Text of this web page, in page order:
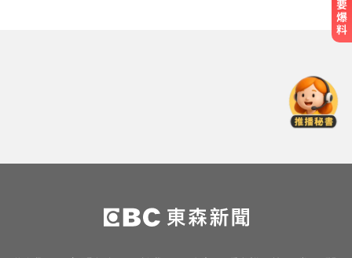
織欽遭檢調搜索偵訓
王凱過世還回棚內拍戲？製作人靈
堂喊：你殺青了